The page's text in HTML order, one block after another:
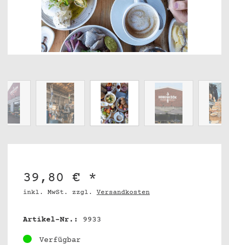
39,80 € *
inkl. MwSt. zzgl. Versandkosten
Artikel-Nr.: 9933
Verfügbar